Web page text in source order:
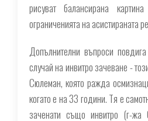
рисуват балансирана
ограниченията на асистираната
Допълнителни въпроси
случай на инвитро зачеване -
Сюлеман, която ражда
когато е на 33 години. Тя е
заченати също инвитро (г-жа